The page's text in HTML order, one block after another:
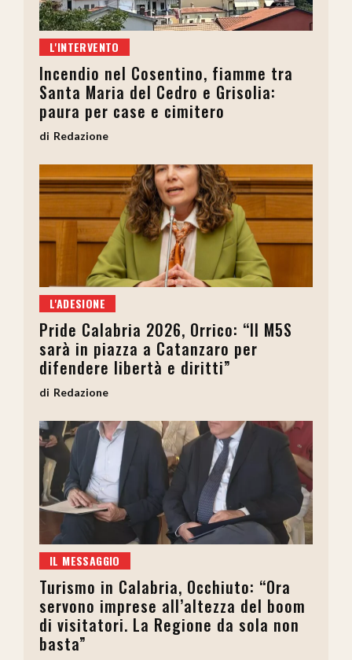
L'INTERVENTO
Incendio nel Cosentino, fiamme tra
Santa Maria del Cedro e Grisolia:
paura per case e cimitero
Redazione
L'ADESIONE
Pride Calabria 2026, Orrico: “Il M5S
sarà in piazza a Catanzaro per
difendere libertà e diritti”
Redazione
IL MESSAGGIO
Turismo in Calabria, Occhiuto: “Ora
servono imprese all’altezza del boom
di visitatori. La Regione da sola non
basta”